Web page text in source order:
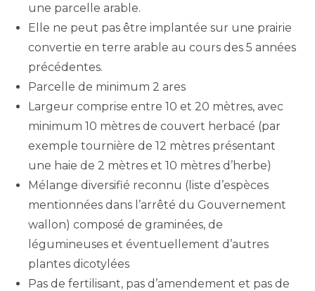
une parcelle arable.
Elle ne peut pas être implantée sur une prairie
convertie en terre arable au cours des 5 années
précédentes.
Parcelle de minimum 2 ares
Largeur comprise entre 10 et 20 mètres, avec
minimum 10 mètres de couvert herbacé (par
exemple tournière de 12 mètres présentant
une haie de 2 mètres et 10 mètres d’herbe)
Mélange diversifié reconnu (liste d’espèces
mentionnées dans l’arrêté du Gouvernement
wallon) composé de graminées, de
légumineuses et éventuellement d’autres
plantes dicotylées
Pas de fertilisant, pas d’amendement et pas de